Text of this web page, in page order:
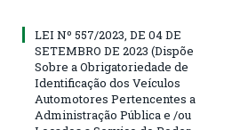
LEI Nº 557/2023, DE 04 DE
SETEMBRO DE 2023 (Dispõe
Sobre a Obrigatoriedade de
Identificação dos Veículos
Automotores Pertencentes a
Administração Pública e /ou